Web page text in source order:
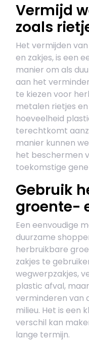
Vermijd
zoals
Het vermijden
en zakjes, is een
manier om als
aan het
te kiezen voor
metalen rietjes
hoeveelheid
terechtkomt
manier kunnen
het beschermen
toekomstige
Gebruik
groente-
Een eenvoudige
duurzame
herbruikbare
zakjes te
wegwerpzakjes,
plastic afval,
verminderen van
milieu. Het is een
verschil kan
lange termijn.